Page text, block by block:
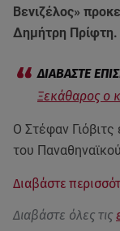
Βενιζέλος»
Δημήτρη Πρίφτη.
Ξεκάθαρος ο
Ο Στέφαν
του
Διαβάστε
Διαβάστε όλες τις